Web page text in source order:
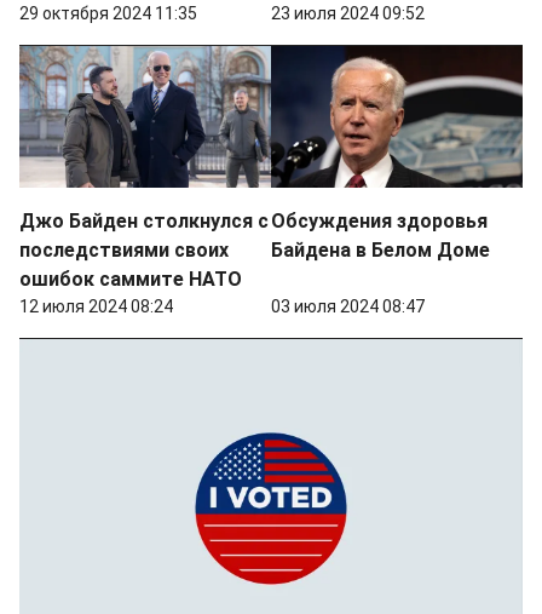
29 октября 2024 11:35 23 июля 2024 09:52
Джо Байден столкнулся с
последствиями своих
ошибок саммите НАТО
12 июля 2024 08:24
Обсуждения здоровья
Байдена в Белом Доме
03 июля 2024 08:47